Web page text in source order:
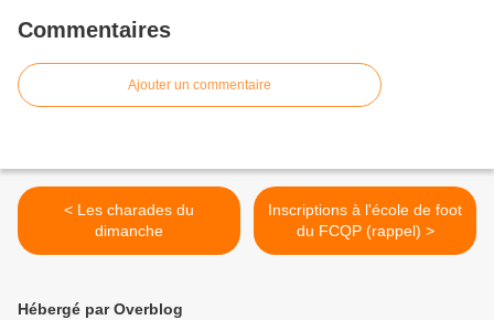
Commentaires
Ajouter un commentaire
< Les charades du
dimanche
Inscriptions à l'école de foot
du FCQP (rappel) >
Hébergé par Overblog